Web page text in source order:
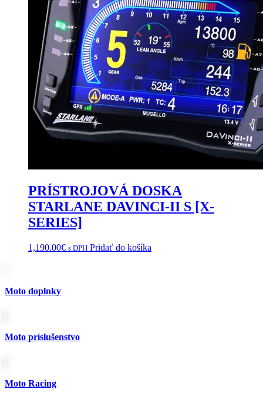
PRÍSTROJOVÁ DOSKA
STARLANE DAVINCI-II S [X-
SERIES]
1,190.00€ s DPH Pridať do košíka
Moto doplnky
Moto príslušenstvo
Moto Racing